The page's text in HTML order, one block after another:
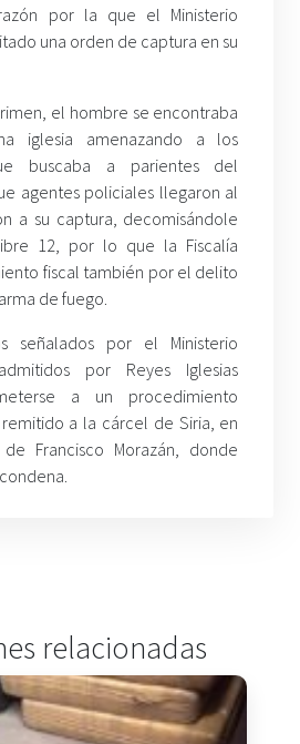
por la que el Ministerio
una orden de captura en su
el hombre se encontraba
iglesia amenazando a los
buscaba a parientes del
agentes policiales llegaron al
a su captura, decomisándole
12, por lo que la Fiscalía
fiscal también por el delito
de fuego.
señalados por el Ministerio
por Reyes Iglesias
a un procedimiento
a la cárcel de Siria, en
Francisco Morazán, donde
relacionadas